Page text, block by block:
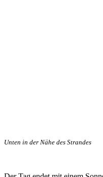
Unten in der Nähe des Strandes